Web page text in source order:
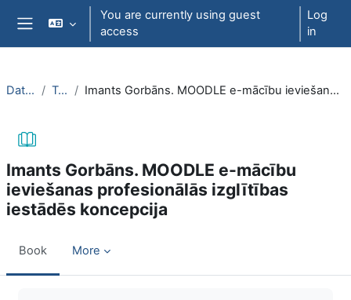
Skip to main content
You are currently using guest
access
Log
in
DatZT009 Topic 3 Imants Gorbāns. MOODLE e-mācību ieviešanas profesionālās izglītības iestādēs koncepcija
Imants Gorbāns. MOODLE e-mācību
ieviešanas profesionālās izglītības
iestādēs koncepcija
Book More